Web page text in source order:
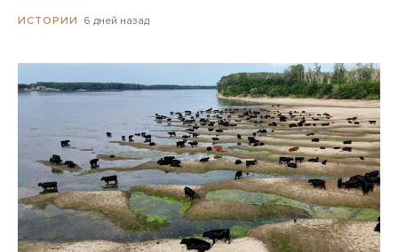
ИСТОРИИ 6 дней назад